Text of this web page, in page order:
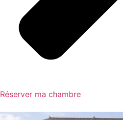
Réserver ma chambre